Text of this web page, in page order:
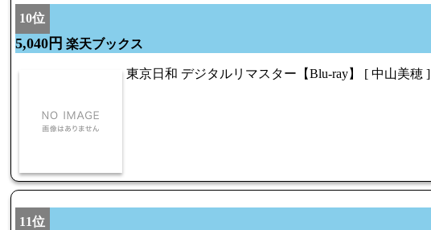
10位
5,040円 楽天ブックス
東京日和 デジタルリマスター【Blu-ray】 [ 中山美穂 ]
11位